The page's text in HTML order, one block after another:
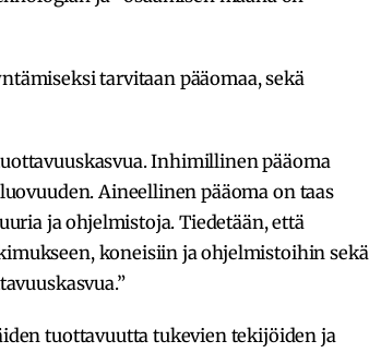
tarvitaan pääomaa, sekä
Inhimillinen pääoma
Aineellinen pääoma on taas
ja ohjelmistoja. Tiedetään, että
koneisiin ja ohjelmistoihin sekä
tuottavuutta tukevien tekijöiden ja